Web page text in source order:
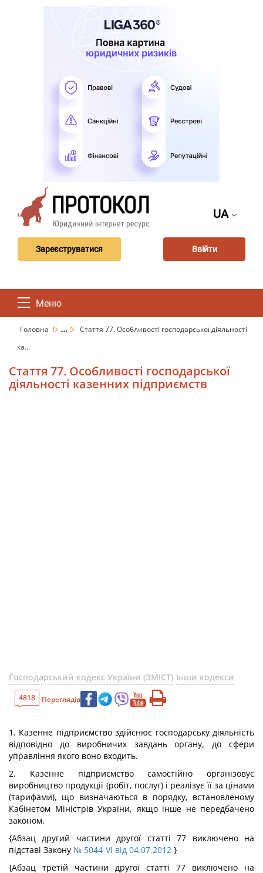
UA
Зареєструватися Ввійти
Меню
Головна ...
Стаття 77. Особливості господарської діяльності
ка...
Стаття 77. Особливості господарської
діяльності казенних підприємств
Господарський кодекс України (ЗМІСТ) Інши кодекси
4818 Переглядів
1. Казенне підприємство здійснює господарську діяльність
відповідно до виробничих завдань органу, до сфери
управління якого воно входить.
2. Казенне підприємство самостійно організовує
виробництво продукції (робіт, послуг) і реалізує її за цінами
(тарифами), що визначаються в порядку, встановленому
Кабінетом Міністрів України, якщо інше не передбачено
законом.
{Абзац другий частини другої статті 77 виключено на
підставі Закону № 5044-VI від 04.07.2012 }
{Абзац третій частини другої статті 77 виключено на